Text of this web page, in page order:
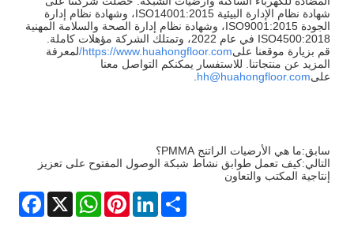
شهادة نظام الإدارة البيئية ISO14001:2015، وشهادة نظام إدارة
الجودة ISO9001:2015، وشهادة نظام إدارة الصحة والسلامة المهنية
ISO4500:2018 في عام 2022، وتمتلك الشركة مؤهلات كاملة.
قم بزيارة موقعنا علىhttps://www.huahongfloor.com/ لمعرفة
المزيد عن منتجاتنا. للاستفسار يمكنكم التواصل معنا
علىhh@huahongfloor.com
سابق:ما هي الأرضيات الراتنج PMMA؟
التالي:كيف تعمل طوابق نشاط شبكة الوصول المفتوح على تعزيز
إنتاجية المكتب والتعاون
X
WhatsAppPinterestLinkedInShare